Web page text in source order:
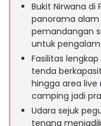
Bukit Nirwana di
panorama alam
pemandangan
untuk
Fasilitas
tenda
hingga area
camping jadi
Udara sejuk
tenang